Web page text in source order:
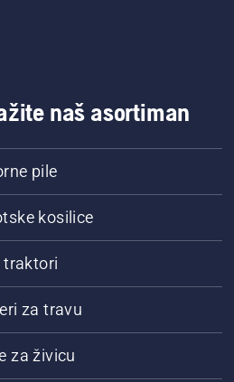
naš asortiman
pile
kosilice
traktori
za travu
za živicu